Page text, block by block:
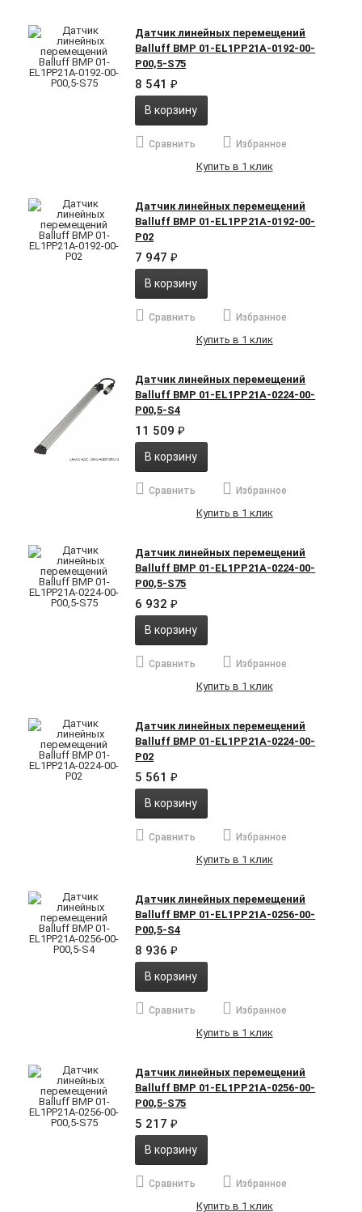
Датчик линейных перемещений
Balluff BMP 01-EL1PP21A-0192-00-
P00,5-S75
8 541₽
В корзину
Сравнить Избранное
Купить в 1 клик
Датчик линейных перемещений
Balluff BMP 01-EL1PP21A-0192-00-
P02
7 947₽
В корзину
Сравнить Избранное
Купить в 1 клик
Датчик линейных перемещений
Balluff BMP 01-EL1PP21A-0224-00-
P00,5-S4
11 509₽
В корзину
Сравнить Избранное
Купить в 1 клик
Датчик линейных перемещений
Balluff BMP 01-EL1PP21A-0224-00-
P00,5-S75
6 932₽
В корзину
Сравнить Избранное
Купить в 1 клик
Датчик линейных перемещений
Balluff BMP 01-EL1PP21A-0224-00-
P02
5 561₽
В корзину
Сравнить Избранное
Купить в 1 клик
Датчик линейных перемещений
Balluff BMP 01-EL1PP21A-0256-00-
P00,5-S4
8 936₽
В корзину
Сравнить Избранное
Купить в 1 клик
Датчик линейных перемещений
Balluff BMP 01-EL1PP21A-0256-00-
P00,5-S75
5 217₽
В корзину
Сравнить Избранное
Купить в 1 клик